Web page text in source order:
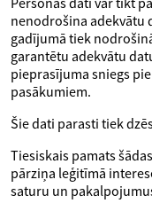
nenodrošina adekvātu
gadījumā tiek
garantētu adekvātu
pieprasījuma sniegs
pasākumiem.
Šie dati parasti tiek
Tiesiskais pamats
pārziņa leģitīmā
saturu un